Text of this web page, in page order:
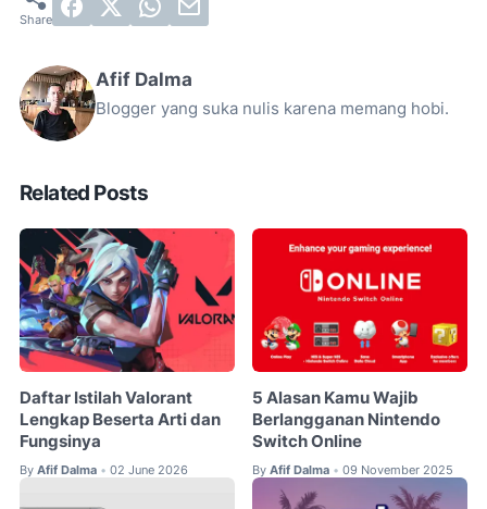
Afif Dalma
Blogger yang suka nulis karena memang hobi.
Related Posts
Daftar Istilah Valorant
Lengkap Beserta Arti dan
Fungsinya
By Afif Dalma • 02 June 2026
5 Alasan Kamu Wajib
Berlangganan Nintendo
Switch Online
By Afif Dalma • 09 November 2025